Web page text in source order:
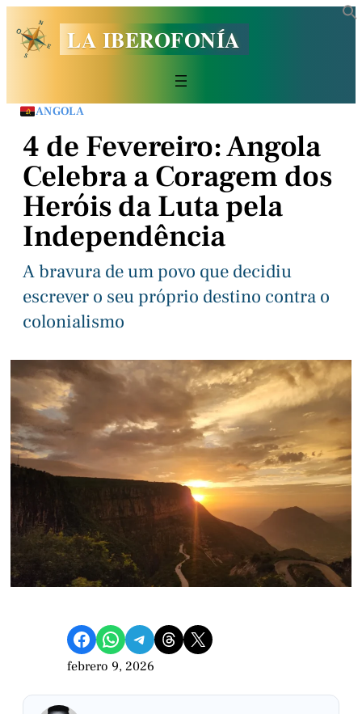
LA IBEROFONÍA
ANGOLA
4 de Fevereiro: Angola
Celebra a Coragem dos
Heróis da Luta pela
Independência
A bravura de um povo que decidiu
escrever o seu próprio destino contra o
colonialismo
Compartir en Facebook Compartir en WhatsApp Compartir en Telegram Share on Threads Compartir en X
febrero 9, 2026